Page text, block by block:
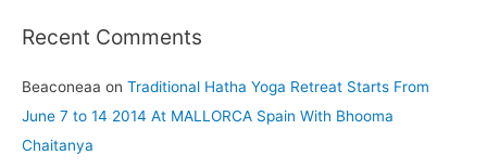
Recent Comments
Beaconeaa on Traditional Hatha Yoga Retreat Starts From
June 7 to 14 2014 At MALLORCA Spain With Bhooma
Chaitanya